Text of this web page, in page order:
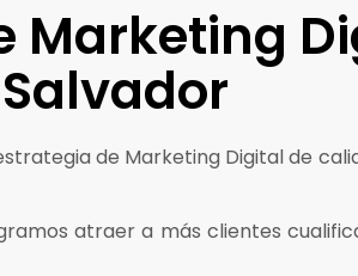
Marketing
Salvador
de Marketing Digital de
atraer a más clientes